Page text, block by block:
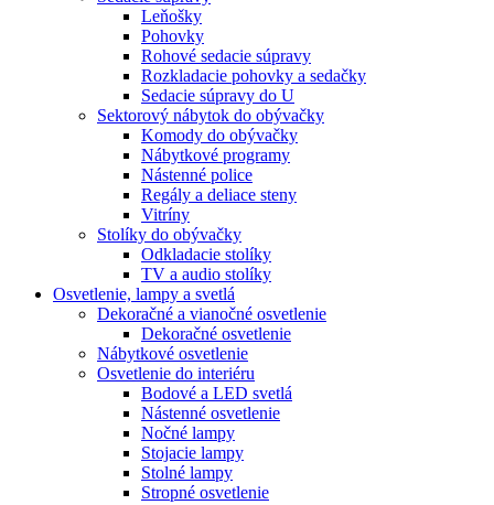
Leňošky
Pohovky
Rohové sedacie súpravy
Rozkladacie pohovky a sedačky
Sedacie súpravy do U
Sektorový nábytok do obývačky
Komody do obývačky
Nábytkové programy
Nástenné police
Regály a deliace steny
Vitríny
Stolíky do obývačky
Odkladacie stolíky
TV a audio stolíky
Osvetlenie, lampy a svetlá
Dekoračné a vianočné osvetlenie
Dekoračné osvetlenie
Nábytkové osvetlenie
Osvetlenie do interiéru
Bodové a LED svetlá
Nástenné osvetlenie
Nočné lampy
Stojacie lampy
Stolné lampy
Stropné osvetlenie